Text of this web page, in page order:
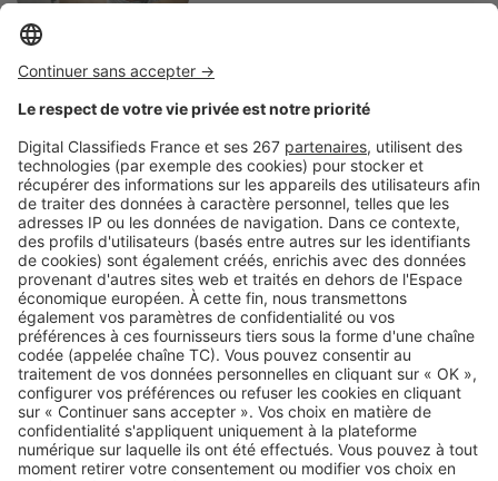
Image
Assurance habitation
Les règles de l'assurance
habitation en colocation pour un
bail individuel
Image
Assurance habitation
Dégât des eaux à 22h, colis
disparu… Ces galères du
quotidien que votre assurance
habitation peut couvrir